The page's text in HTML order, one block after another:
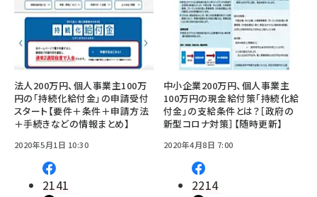
法人200万円、個人事業主100万
円の「持続化給付金」の申請受付
スタート【要件＋条件＋申請方法
＋手続きなどの情報まとめ】
2020年5月1日 10:30
2141
中小企業200万円、個人事業主
100万円の現金給付策「持続化給
付金」の支給条件とは？［政府の
新型コロナ対策］【随時更新】
2020年4月8日 7:00
2214